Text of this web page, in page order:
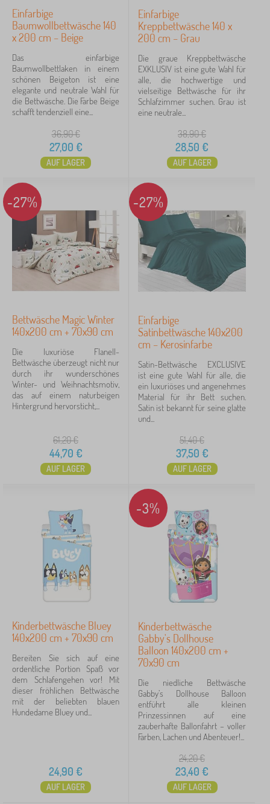
Märchenfiguren
3
Auto
1
mehr...
>
Filtern
Suche innerhalb des filters
Verfügbarkeit
Tags
Märchenfiguren
Löschen FILTERN
Einfarbige
Baumwollbettwäsche 140
x 200 cm – Beige
Das einfarbige
Baumwollbettlaken in einem
schönen Beigeton ist eine
elegante und neutrale Wahl für
die Bettwäsche. Die Farbe Beige
schafft tendenziell eine...
36,90€
27,00 €
AUF LAGER
Einfarbige
Kreppbettwäsche 140 x
200 cm – Grau
Die graue Kreppbettwäsche
EXKLUSIV ist eine gute Wahl für
alle, die hochwertige und
vielseitige Bettwäsche für ihr
Schlafzimmer suchen. Grau ist
eine neutrale...
38,90€
28,50 €
AUF LAGER
-27%
Bettwäsche Magic Winter
140x200 cm + 70x90 cm
Die luxuriöse Flanell-
Bettwäsche überzeugt nicht nur
durch ihr wunderschönes
Winter- und Weihnachtsmotiv,
das auf einem naturbeigen
Hintergrund hervorsticht,...
61,20€
44,70 €
AUF LAGER
-27%
Einfarbige
Satinbettwäsche 140x200
cm – Kerosinfarbe
Satin-Bettwäsche EXCLUSIVE
ist eine gute Wahl für alle, die
ein luxuriöses und angenehmes
Material für ihr Bett suchen.
Satin ist bekannt für seine glatte
und...
51,40€
37,50 €
AUF LAGER
Kinderbettwäsche Bluey
140x200 cm + 70x90 cm
Bereiten Sie sich auf eine
ordentliche Portion Spaß vor
dem Schlafengehen vor! Mit
dieser fröhlichen Bettwäsche
mit der beliebten blauen
Hundedame Bluey und...
24,90 €
AUF LAGER
-3%
Kinderbettwäsche
Gabby's Dollhouse
Balloon 140x200 cm +
70x90 cm
Die niedliche Bettwäsche
Gabby’s Dollhouse Balloon
entführt alle kleinen
Prinzessinnen auf eine
zauberhafte Ballonfahrt – voller
Farben, Lachen und Abenteuer!...
24,20€
23,40 €
AUF LAGER